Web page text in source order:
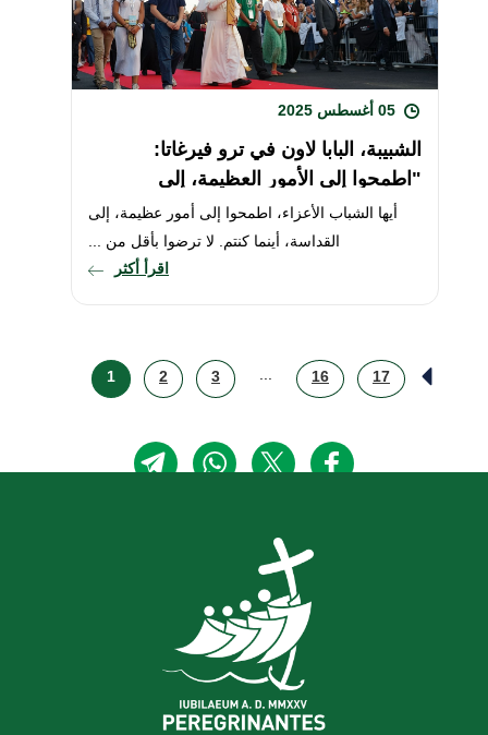
الشبيبة، البابا لاون في ترو فيرغاتا:
"اطمحوا إلى الأمور العظيمة، إلى
القداسة، أينما كنتم"
أيها الشباب الأعزاء، اطمحوا إلى أمور عظيمة، إلى
القداسة، أينما كنتم. لا ترضوا بأقل من ...
اقرأ أكثر
1 2 3 16 17